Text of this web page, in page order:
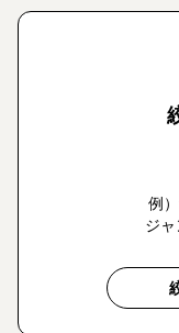
例
ジ